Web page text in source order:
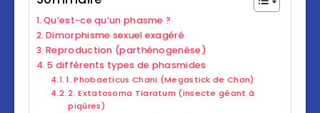
Qu’est-ce qu’un phasme ?
Dimorphisme sexuel exagéré
Reproduction (parthénogenèse)
5 différents types de phasmides
1. Phobaeticus Chani (Megastick de Chan)
2. Extatosoma Tiaratum (insecte géant à
piqûres)